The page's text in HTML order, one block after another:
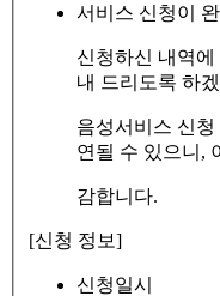
서비스 신청이
신청하신 내역
내 드리도록 하
음성서비스 신청
연될 수 있으니,
감합니다.
[신청 정보]
신청일시